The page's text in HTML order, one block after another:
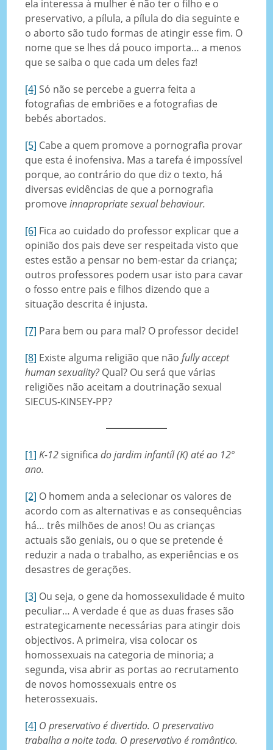
ela interessa à mulher é não ter o filho e o
preservativo, a pílula, a pílula do dia seguinte e
o aborto são tudo formas de atingir esse fim. O
nome que se lhes dá pouco importa… a menos
que se saiba o que cada um deles faz!
[4] Só não se percebe a guerra feita a
fotografias de embriões e a fotografias de
bebés abortados.
[5] Cabe a quem promove a pornografia provar
que esta é inofensiva. Mas a tarefa é impossível
porque, ao contrário do que diz o texto, há
diversas evidências de que a pornografia
promoveinnapropriate sexual behaviour.
[6] Fica ao cuidado do professor explicar que a
opinião dos pais deve ser respeitada visto que
estes estão a pensar no bem-estar da criança;
outros professores podem usar isto para cavar
o fosso entre pais e filhos dizendo que a
situação descrita é injusta.
[7] Para bem ou para mal? O professor decide!
[8] Existe alguma religião que nãofully accept
human sexuality?Qual? Ou será que várias
religiões não aceitam a doutrinação sexual
SIECUS-KINSEY-PP?
[1] K-12 significado jardim infantíl (K) até ao 12º
ano.
[2] O homem anda a selecionar os valores de
acordo com as alternativas e as consequências
há… três milhões de anos! Ou as crianças
actuais são geniais, ou o que se pretende é
reduzir a nada o trabalho, as experiências e os
desastres de gerações.
[3] Ou seja, o gene da homossexulidade é muito
peculiar… A verdade é que as duas frases são
estrategicamente necessárias para atingir dois
objectivos. A primeira, visa colocar os
homossexuais na categoria de minoria; a
segunda, visa abrir as portas ao recrutamento
de novos homossexuais entre os
heterossexuais.
[4] O preservativo é divertido. O preservativo
trabalha a noite toda. O preservativo é romântico.